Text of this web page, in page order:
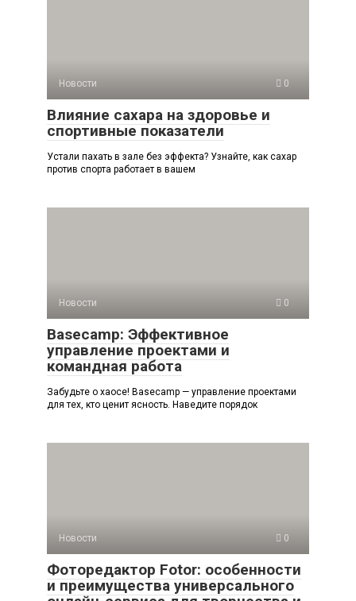
Новости 0
Влияние сахара на здоровье и
спортивные показатели
Устали пахать в зале без эффекта? Узнайте, как сахар
против спорта работает в вашем
Новости 0
Basecamp: Эффективное
управление проектами и
командная работа
Забудьте о хаосе! Basecamp — управление проектами
для тех, кто ценит ясность. Наведите порядок
Новости 0
Фоторедактор Fotor: особенности
и преимущества универсального